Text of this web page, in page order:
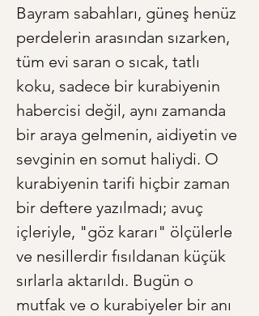
Bayram sabahları, güneş henüz
perdelerin arasından sızarken,
tüm evi saran o sıcak, tatlı
koku, sadece bir kurabiyenin
habercisi değil, aynı zamanda
bir araya gelmenin, aidiyetin ve
sevginin en somut haliydi. O
kurabiyenin tarifi hiçbir zaman
bir deftere yazılmadı; avuç
içleriyle, "göz kararı" ölçülerle
ve nesillerdir fısıldanan küçük
sırlarla aktarıldı. Bugün o
mutfak ve o kurabiyeler bir anı